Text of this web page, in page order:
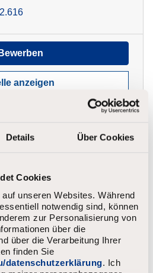
Details Über Cookies
Cookies
unseren Websites. Während
notwendig sind, können
zur Personalisierung von
über die
über die Verarbeitung Ihrer
finden Sie
datenschutzerklärung. Ich
Bewerben
anzeigen
4.816 - 9.472